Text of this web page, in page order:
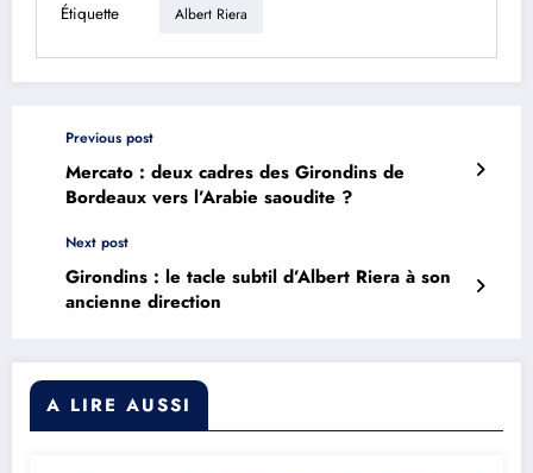
Étiquette Albert Riera
Previous post
Mercato : deux cadres des Girondins de
Bordeaux vers l’Arabie saoudite ?
Next post
Girondins : le tacle subtil d’Albert Riera à son
ancienne direction
A LIRE AUSSI